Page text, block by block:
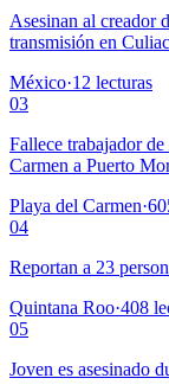
Asesinan al creador
transmisión en
México·12 lecturas
03
Fallece trabajador
Carmen a Puerto
Playa del Carmen·
04
Reportan a 23
Quintana Roo·408
05
Joven es asesinado